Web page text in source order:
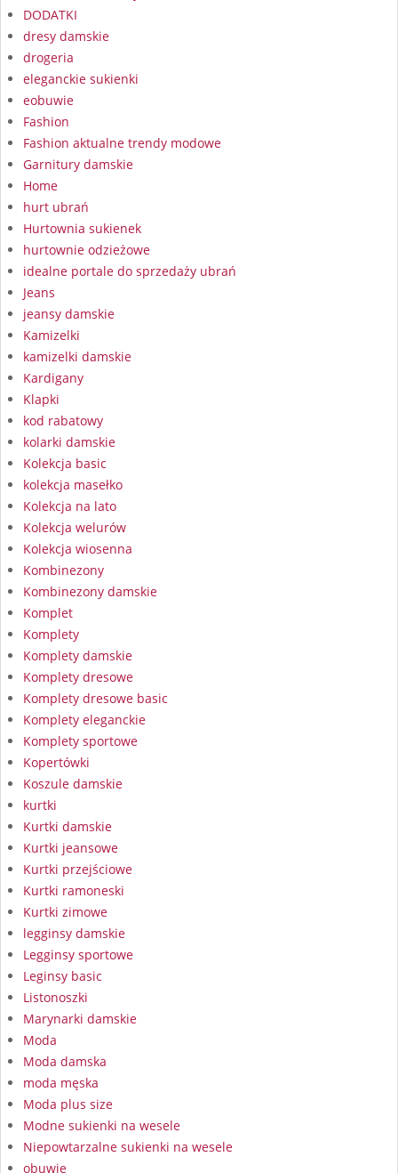
DODATKI
dresy damskie
drogeria
eleganckie sukienki
eobuwie
Fashion
Fashion aktualne trendy modowe
Garnitury damskie
Home
hurt ubrań
Hurtownia sukienek
hurtownie odzieżowe
idealne portale do sprzedaży ubrań
Jeans
jeansy damskie
Kamizelki
kamizelki damskie
Kardigany
Klapki
kod rabatowy
kolarki damskie
Kolekcja basic
kolekcja masełko
Kolekcja na lato
Kolekcja welurów
Kolekcja wiosenna
Kombinezony
Kombinezony damskie
Komplet
Komplety
Komplety damskie
Komplety dresowe
Komplety dresowe basic
Komplety eleganckie
Komplety sportowe
Kopertówki
Koszule damskie
kurtki
Kurtki damskie
Kurtki jeansowe
Kurtki przejściowe
Kurtki ramoneski
Kurtki zimowe
legginsy damskie
Legginsy sportowe
Leginsy basic
Listonoszki
Marynarki damskie
Moda
Moda damska
moda męska
Moda plus size
Modne sukienki na wesele
Niepowtarzalne sukienki na wesele
obuwie